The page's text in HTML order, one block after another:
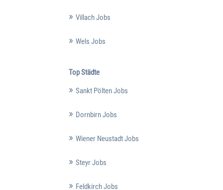
Villach Jobs
Wels Jobs
Top Städte
Sankt Pölten Jobs
Dornbirn Jobs
Wiener Neustadt Jobs
Steyr Jobs
Feldkirch Jobs